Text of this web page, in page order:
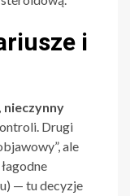
i
nieczynny
Drugi
ale
— tu decyzje